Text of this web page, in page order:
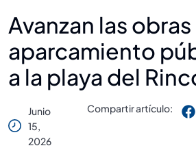
Avanzan las
aparcamiento
a la playa del
Junio
15,
2026
Compartir artículo: